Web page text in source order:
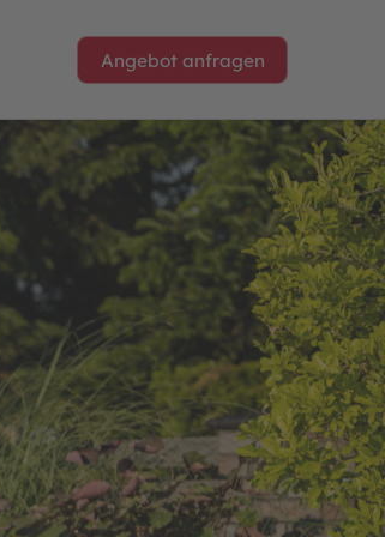
Angebot anfragen